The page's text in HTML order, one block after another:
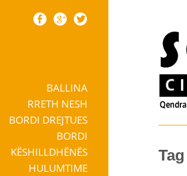
Skip to contentBALLINA
RRETH NESH
BORDI DREJTUES
BORDI
KËSHILLDHËNËS
HULUMTIME